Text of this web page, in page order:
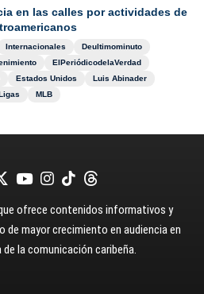
en las calles por actividades de
Internacionales
Deultimominuto
ElPeriódicodelaVerdad
Estados Unidos
Luis Abinader
MLB
ofrece contenidos informativos y
mayor crecimiento en audiencia en
la comunicación caribeña.